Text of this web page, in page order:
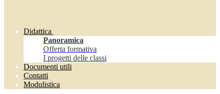
Didattica
Panoramica
Offerta formativa
I progetti delle classi
Documenti utili
Contatti
Modulistica